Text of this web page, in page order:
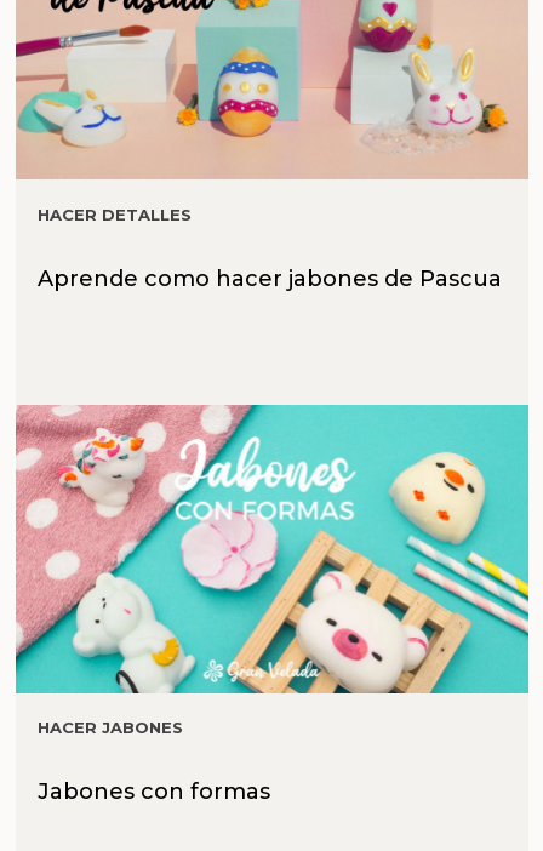
HACER DETALLES
Aprende como hacer jabones de Pascua
HACER JABONES
Jabones con formas